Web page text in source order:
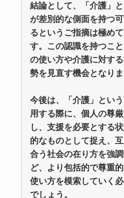
結論として、「介護」
が差別的な側面を持つ
るというご指摘は極め
す。この認識を持つこ
の使い方や介護に対す
勢を見直す機会となりま
今後は、「介護」とい
用する際に、個人の尊
し、支援を必要とする
的なものとして捉え、
合う社会の在り方を強
ど、より包括的で尊重
使い方を模索していく
でしょう。